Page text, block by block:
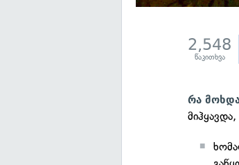
2,548
წაკითხვა
რა